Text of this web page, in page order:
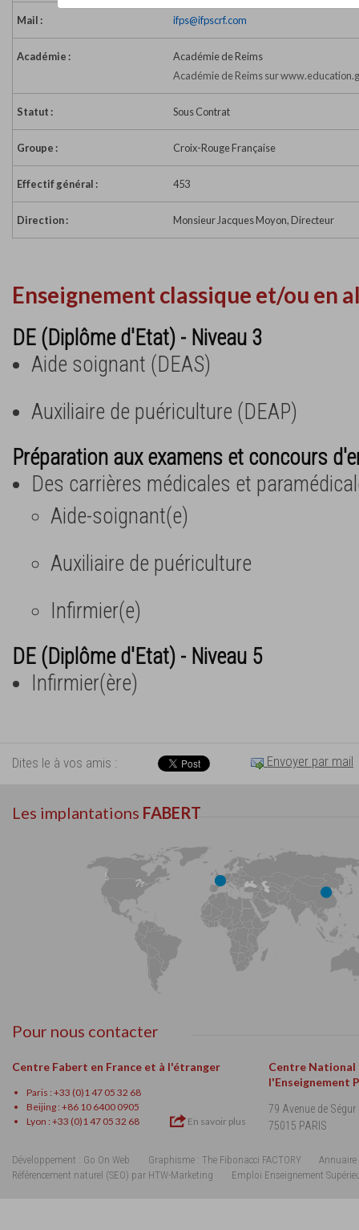
Mail : ifps@ifpscrf.com
Académie :
Académie de Reims
Académie de Reims sur
Statut : Sous Contrat
Groupe : Croix-Rouge Française
Effectif général : 453
Direction : Monsieur Jacques Moyon, Directeur
Enseignement classique et/ou en
DE (Diplôme d'Etat) - Niveau 3
Aide soignant (DEAS)
Auxiliaire de puériculture (DEAP)
Préparation aux examens et concours
Des carrières médicales et
Aide-soignant(e)
Auxiliaire de puériculture
Infirmier(e)
DE (Diplôme d'Etat) - Niveau 5
Infirmier(ère)
Dites le à vos amis : Envoyer par mail
Les implantations FABERT
Pour nous contacter
Centre Fabert en France et à l'étranger
Paris : +33 (0)1 47 05 32 68
Beijing : +86 10 6400 0905
Lyon : +33 (0)1 47 05 32 68
En savoir plus
Centre National
l'Enseignement
79 Avenue de Ségur
75015 PARIS
Développement : Go On Web Graphisme : The Fibonacci FACTORY
Annuaire
Référencement naturel (SEO) par HTW-Marketing
Emploi Enseignement